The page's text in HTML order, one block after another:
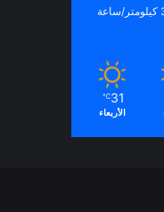
31
℃
الأربعاء